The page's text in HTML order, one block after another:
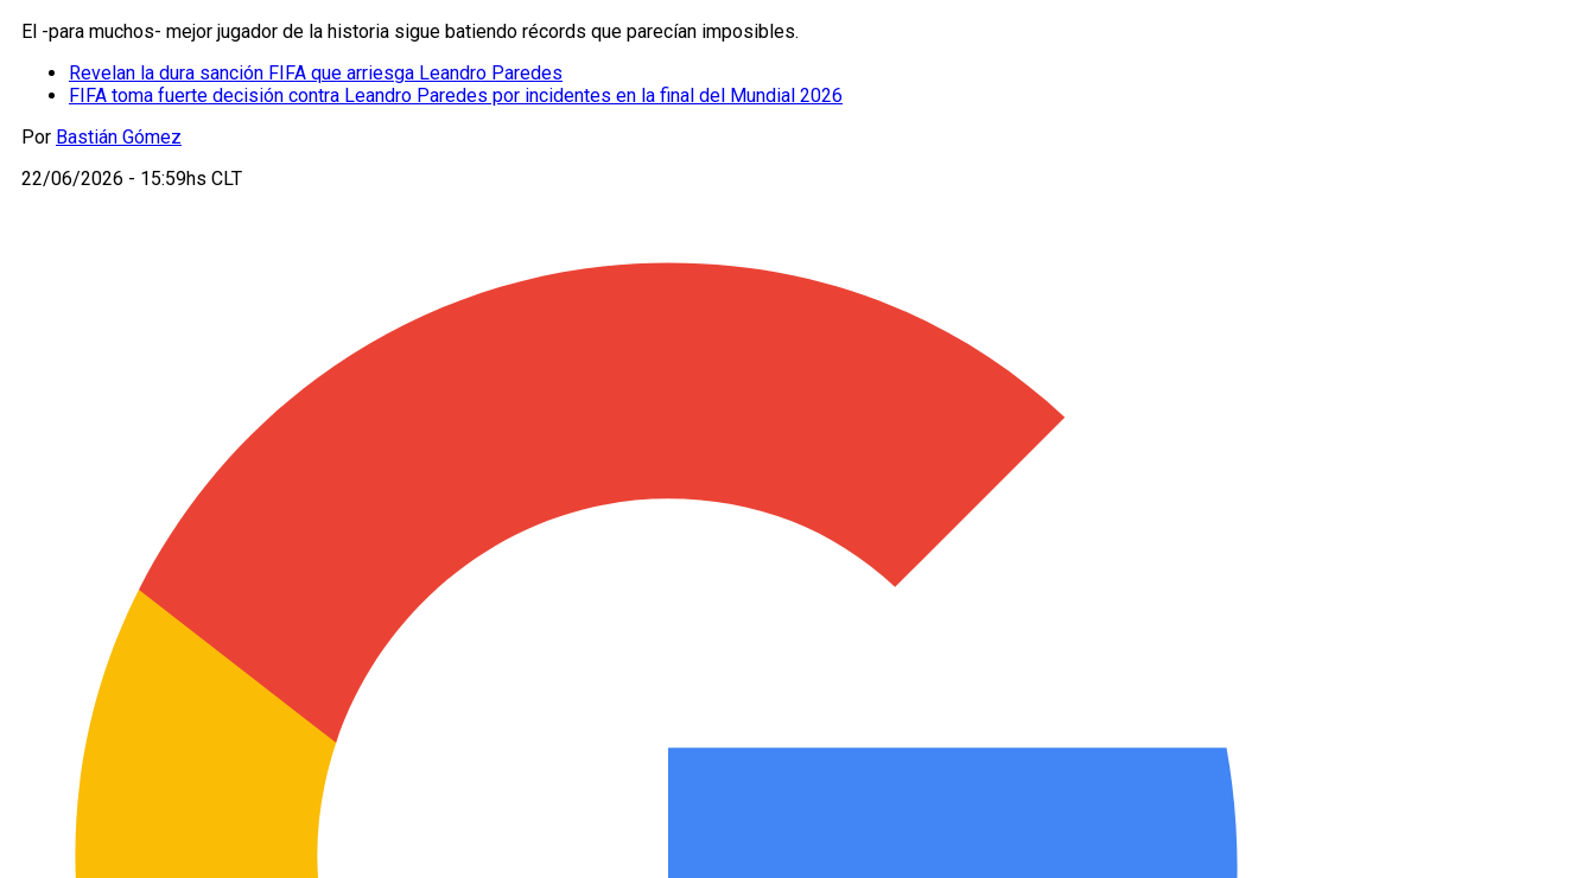
El -para muchos- mejor jugador de la historia sigue batiendo récords que parecían imposibles.
Revelan la dura sanción FIFA que arriesga Leandro Paredes
FIFA toma fuerte decisión contra Leandro Paredes por incidentes en la final del Mundial 2026
Por Bastián Gómez
22/06/2026 - 15:59hs CLT